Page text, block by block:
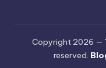
Copyright 2026 —
reserved.